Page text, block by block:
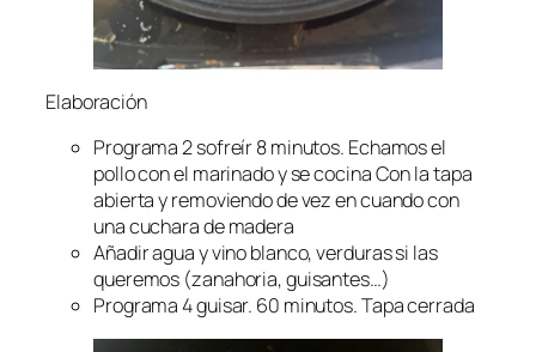
Elaboración
Programa 2 sofreír 8 minutos. Echamos el
pollo con el marinado y se cocina Con la tapa
abierta y removiendo de vez en cuando con
una cuchara de madera
Añadir agua y vino blanco, verduras si las
queremos (zanahoria, guisantes…)
Programa 4 guisar. 60 minutos. Tapa cerrada